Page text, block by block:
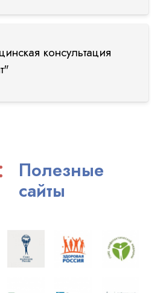
консультация
Полезные
сайты